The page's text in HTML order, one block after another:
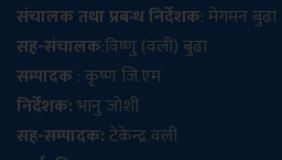
संचालक तथा प्रबन्ध निर्देशक: मेगमन बुढा
सह-संचालक:विष्णु (वली) बुढा
सम्पादक: कृष्ण जि.एम
निर्देशक:भानु जोशी
सह-सम्पादक:टेकेन्द्र वली